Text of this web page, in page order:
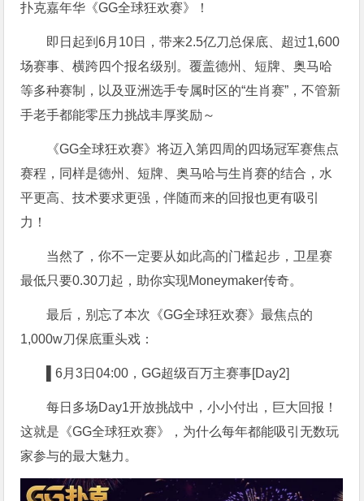
扑克嘉年华《GG全球狂欢赛》！
即日起到6月10日，带来2.5亿刀总保底、超过1,600
场赛事、横跨四个报名级别。覆盖德州、短牌、奥马哈
等多种赛制，以及亚洲选手专属时区的“生肖赛”，不管新
手老手都能零压力挑战丰厚奖励～
《GG全球狂欢赛》将迈入第四周的四场冠军赛焦点
赛程，同样是德州、短牌、奥马哈与生肖赛的结合，水
平更高、技术要求更强，伴随而来的回报也更有吸引
力！
当然了，你不一定要从如此高的门槛起步，卫星赛
最低只要0.30刀起，助你实现Moneymaker传奇。
最后，别忘了本次《GG全球狂欢赛》最焦点的
1,000w刀保底重头戏：
▌6月3日04:00，GG超级百万主赛事[Day2]
每日多场Day1开放挑战中，小小付出，巨大回报！
这就是《GG全球狂欢赛》，为什么每年都能吸引无数玩
家参与的最大魅力。